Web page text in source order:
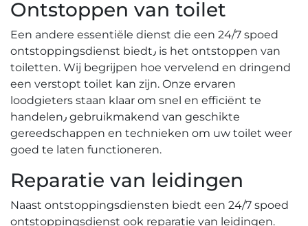
Ontstoppen van toilet
Een andere essentiële dienst die een 24/7 spoed
ontstoppingsdienst biedt٫ is het ontstoppen van
toiletten.​ Wij begrijpen hoe vervelend en dringend
een verstopt toilet kan zijn.​ Onze ervaren
loodgieters staan klaar om snel en efficiënt te
handelen٫ gebruikmakend van geschikte
gereedschappen en technieken om uw toilet weer
goed te laten functioneren.​
Reparatie van leidingen
Naast ontstoppingsdiensten biedt een 24/7 spoed
ontstoppingsdienst ook reparatie van leidingen.​